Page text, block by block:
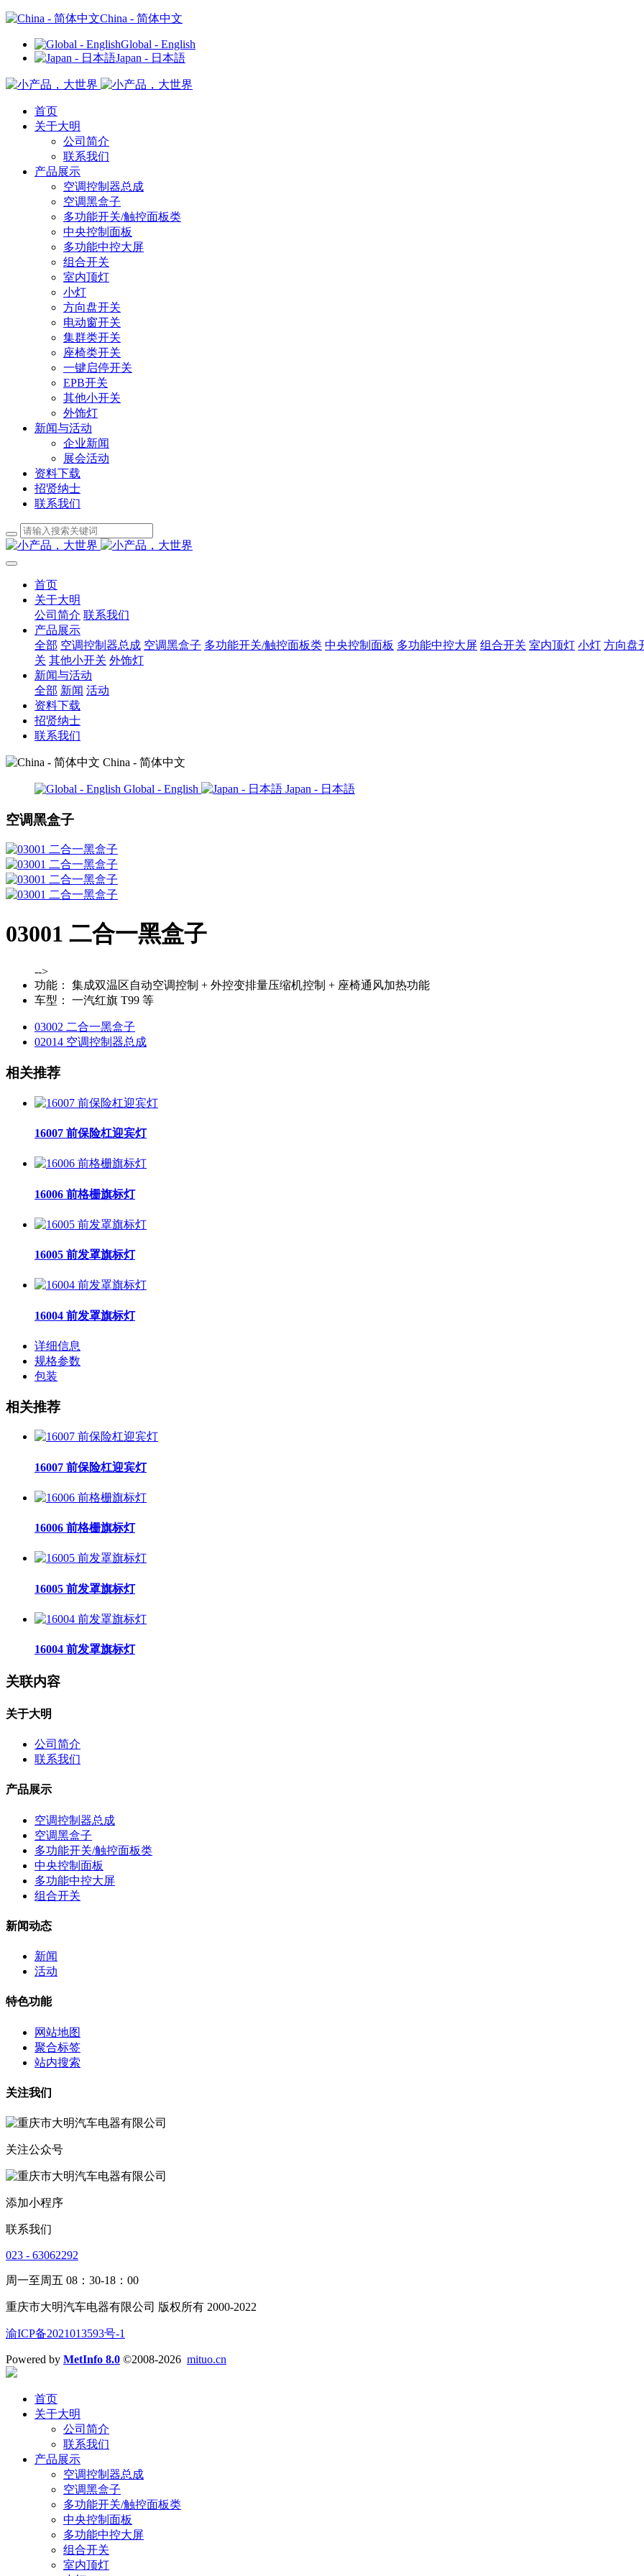
China - 简体中文
Global - English
Japan - 日本語
首页
关于大明
公司简介
联系我们
产品展示
空调控制器总成
空调黑盒子
多功能开关/触控面板类
中央控制面板
多功能中控大屏
组合开关
室内顶灯
小灯
方向盘开关
电动窗开关
集群类开关
座椅类开关
一键启停开关
EPB开关
其他小开关
外饰灯
新闻与活动
企业新闻
展会活动
资料下载
招贤纳士
联系我们
首页
关于大明
公司简介 联系我们
产品展示
全部 空调控制器总成 空调黑盒子 多功能开关/触控面板类 中央控制面板 多功能中控大屏 组合开关 室内顶灯 小灯 方向盘
关 其他小开关 外饰灯
新闻与活动
全部 新闻 活动
资料下载
招贤纳士
联系我们
China - 简体中文
Global - English Japan - 日本語
空调黑盒子
03001 二合一黑盒子
-->
功能：
集成双温区自动空调控制 + 外控变排量压缩机控制 + 座椅通风加热功能
车型：
一汽红旗 T99 等
03002 二合一黑盒子
02014 空调控制器总成
相关推荐
16007 前保险杠迎宾灯
16006 前格栅旗标灯
16005 前发罩旗标灯
16004 前发罩旗标灯
详细信息
规格参数
包装
相关推荐
16007 前保险杠迎宾灯
16006 前格栅旗标灯
16005 前发罩旗标灯
16004 前发罩旗标灯
关联内容
关于大明
公司简介
联系我们
产品展示
空调控制器总成
空调黑盒子
多功能开关/触控面板类
中央控制面板
多功能中控大屏
组合开关
新闻动态
新闻
活动
特色功能
网站地图
聚合标签
站内搜索
关注我们
关注公众号
添加小程序
联系我们
023 - 63062292
周一至周五 08：30-18：00
重庆市大明汽车电器有限公司 版权所有 2000-2022
渝ICP备2021013593号-1
Powered by MetInfo 8.0 ©2008-2026 mituo.cn
首页
关于大明
公司简介
联系我们
产品展示
空调控制器总成
空调黑盒子
多功能开关/触控面板类
中央控制面板
多功能中控大屏
组合开关
室内顶灯